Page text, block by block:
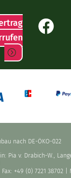
nach DE-ÖKO-022
Pia v. Drabich-W.,
| Fax: +49 (0) 7221 38702 |